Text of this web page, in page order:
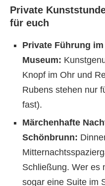
Private
für euch
Private Führung
Museum:
Knopf im Ohr und
Rubens stehen nur
fast).
Märchenhafte
Schönbrunn:
Schließung. Wer es
sogar eine Suite im